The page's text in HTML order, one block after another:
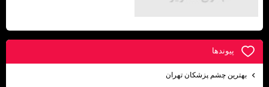
پيوندها
بهترين چشم پزشكان تهران